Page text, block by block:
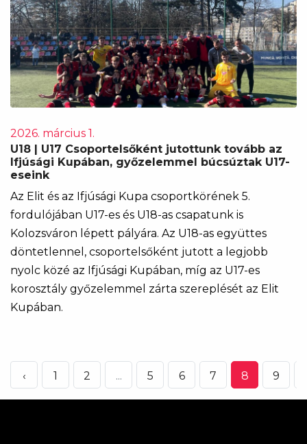
2026. március 1.
U18 | U17 Csoportelsőként jutottunk tovább az
Ifjúsági Kupában, győzelemmel búcsúztak U17-
eseink
Az Elit és az Ifjúsági Kupa csoportkörének 5.
fordulójában U17-es és U18-as csapatunk is
Kolozsváron lépett pályára. Az U18-as együttes
döntetlennel, csoportelsőként jutott a legjobb
nyolc közé az Ifjúsági Kupában, míg az U17-es
korosztály győzelemmel zárta szereplését az Elit
Kupában.
‹ 1 2 ... 5 6 7 8 9